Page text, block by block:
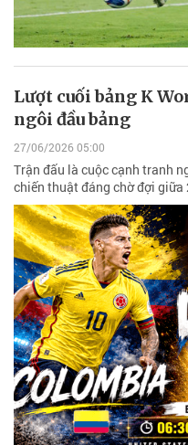
Lượt cuối bảng K
ngôi đầu bảng
27/06/2026 05:00
Trận đấu là cuộc cạnh tranh
chiến thuật đáng chờ đợi